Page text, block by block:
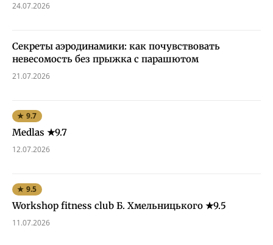
24.07.2026
Секреты аэродинамики: как почувствовать
невесомость без прыжка с парашютом
21.07.2026
★ 9.7
Medlas ★9.7
12.07.2026
★ 9.5
Workshop fitness club Б. Хмельницького ★9.5
11.07.2026